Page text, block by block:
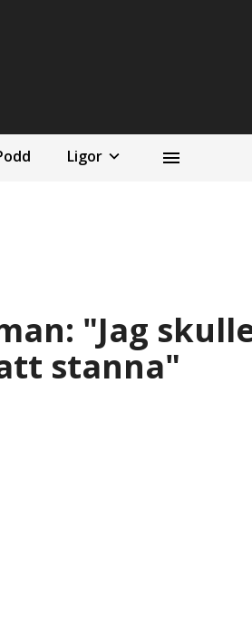
Ligor
"Jag
stanna"